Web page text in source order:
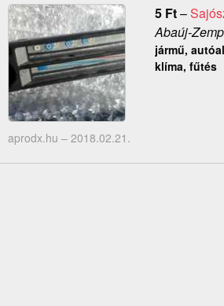
5 Ft–
Abaúj-
jármű,
klíma, fűtés
aprodx.hu – 2018.02.21.